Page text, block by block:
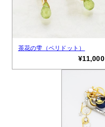
茶花の雫（ペリドット）
¥11,000